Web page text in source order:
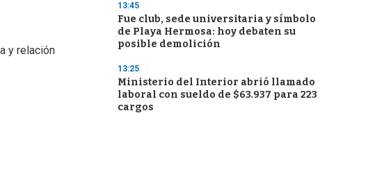
y relación
13:45
Fue club, sede universitaria y símbolo
de Playa Hermosa: hoy debaten su
posible demolición
13:25
Ministerio del Interior abrió llamado
laboral con sueldo de $63.937 para 223
cargos